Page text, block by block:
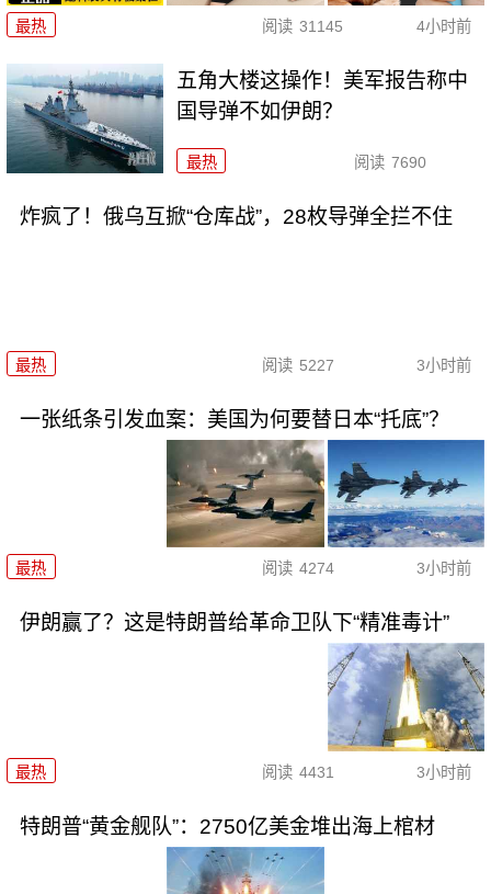
最热 阅读 31145 4小时前
五角大楼这操作！美军报告称中
国导弹不如伊朗？
最热 阅读 7690
炸疯了！俄乌互掀“仓库战”，28枚导弹全拦不住
最热 阅读 5227 3小时前
一张纸条引发血案：美国为何要替日本“托底”？
最热 阅读 4274 3小时前
伊朗赢了？这是特朗普给革命卫队下“精准毒计”
最热 阅读 4431 3小时前
特朗普“黄金舰队”：2750亿美金堆出海上棺材